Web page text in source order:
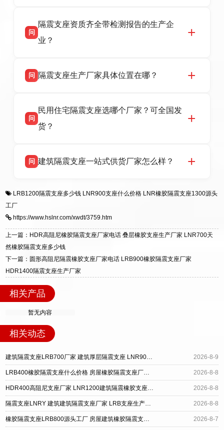
话：13323182312。
产厂家，可提供支座选型、图纸深化设计、现货
供货、现场安装指导一站式服务，主营
话：13323182312。
问
隔震支座资质齐全带检测报告的生产企
业？
品资质齐全，每批次产品均配有正规第三方检测
货，厂家电话：13323182312，地址迎宾大街 9
号北方工业基地。
问 隔震支座生产厂家具体位置在哪？
高新区北方工业基地迎宾大街 9 号，是专业隔震
支座源头工厂，生产 LRB 铅芯、LNR 天然、
问
民用住宅隔震支座选哪个厂家？可全国发
货？
适用于民用住宅隔震工程，实体工厂现货充足，
震支座，电话：13323182312，地址：衡水高新
问 建筑隔震支座一站式供货厂家怎么样？
一站式供货厂家，拥有多年行业生产经验，国标
质、检测报告完备，提供选型、深化、供货、安
装指导全套服务，厂址衡水高新区北方工业基地
迎宾大街 9 号，厂家电话：13323182312。
LRB1200隔震支座多少钱 LNR900支座什么价格 LNR橡胶隔震支座1300源头
工厂
https://www.hslnr.com/xwdt/3759.htm
上一篇：HDR高阻尼橡胶隔震支座厂家电话 叠层橡胶支座生产厂家 LNR700天
然橡胶隔震支座多少钱
下一篇：圆形高阻尼隔震橡胶支座厂家电话 LRB900橡胶隔震支座厂家
HDR1400隔震支座生产厂家
相关产品
暂无内容
相关动态
建筑隔震支座LRB700厂家 建筑厚层隔震支座 LNR900天然橡胶隔震支座 2026-8-9
LRB400橡胶隔震支座什么价格 房屋橡胶隔震支座厂家 建筑摩擦隔震支座厂家 2026-8-8
HDR400高阻尼支座厂家 LNR1200建筑隔震橡胶支座生产加工 建筑LRB400的抗震支座 2026-8-8
隔震支座LNRY 建筑建筑隔震支座厂家 LRB支座生产厂家 2026-8-8
橡胶隔震支座LRB800源头工厂 房屋建筑橡胶隔震支座源头工厂 钢结构建筑抗震支座源头工厂 2026-8-7